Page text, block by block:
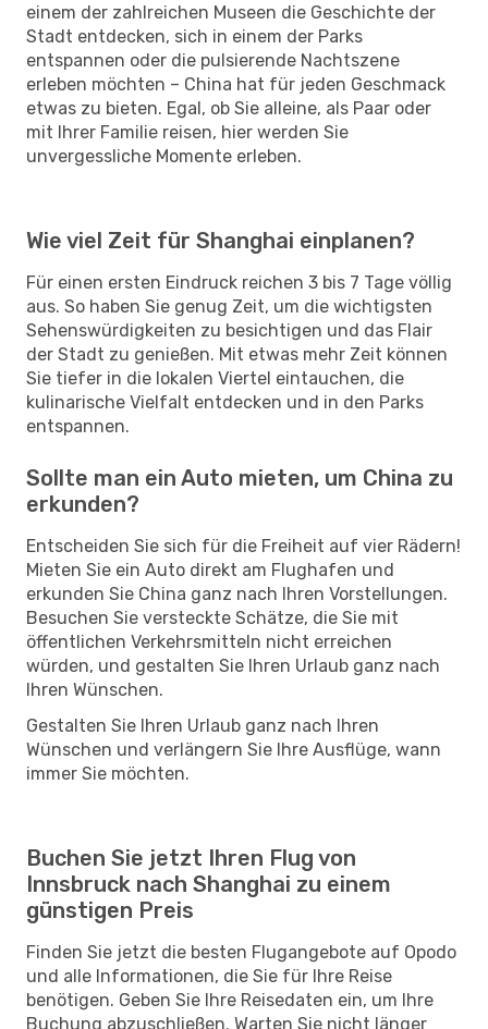
einem der zahlreichen Museen die Geschichte der
Stadt entdecken, sich in einem der Parks
entspannen oder die pulsierende Nachtszene
erleben möchten – China hat für jeden Geschmack
etwas zu bieten. Egal, ob Sie alleine, als Paar oder
mit Ihrer Familie reisen, hier werden Sie
unvergessliche Momente erleben.
Wie viel Zeit für Shanghai einplanen?
Für einen ersten Eindruck reichen 3 bis 7 Tage völlig
aus. So haben Sie genug Zeit, um die wichtigsten
Sehenswürdigkeiten zu besichtigen und das Flair
der Stadt zu genießen. Mit etwas mehr Zeit können
Sie tiefer in die lokalen Viertel eintauchen, die
kulinarische Vielfalt entdecken und in den Parks
entspannen.
Sollte man ein Auto mieten, um China zu
erkunden?
Entscheiden Sie sich für die Freiheit auf vier Rädern!
Mieten Sie ein Auto direkt am Flughafen und
erkunden Sie China ganz nach Ihren Vorstellungen.
Besuchen Sie versteckte Schätze, die Sie mit
öffentlichen Verkehrsmitteln nicht erreichen
würden, und gestalten Sie Ihren Urlaub ganz nach
Ihren Wünschen.
Gestalten Sie Ihren Urlaub ganz nach Ihren
Wünschen und verlängern Sie Ihre Ausflüge, wann
immer Sie möchten.
Buchen Sie jetzt Ihren Flug von
Innsbruck nach Shanghai zu einem
günstigen Preis
Finden Sie jetzt die besten Flugangebote auf Opodo
und alle Informationen, die Sie für Ihre Reise
benötigen. Geben Sie Ihre Reisedaten ein, um Ihre
Buchung abzuschließen. Warten Sie nicht länger